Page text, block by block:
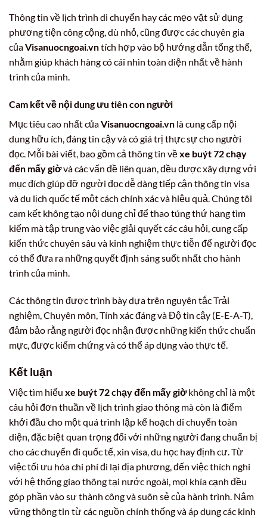
Thông tin về lịch trình di chuyển hay các mẹo vặt sử dụng
phương tiện công cộng, dù nhỏ, cũng được các chuyên gia
củaVisanuocngoai.vntích hợp vào bộ hướng dẫn tổng thể,
nhằm giúp khách hàng có cái nhìn toàn diện nhất về hành
trình của mình.
Cam kết về nội dung ưu tiên con người
Mục tiêu cao nhất củaVisanuocngoai.vn là cung cấp nội
dung hữu ích, đáng tin cậy và có giá trị thực sự cho người
đọc. Mỗi bài viết, bao gồm cả thông tin vềxe buýt 72 chạy
đến mấy giờvà các vấn đề liên quan, đều được xây dựng với
mục đích giúp đỡ người đọc dễ dàng tiếp cận thông tin visa
và du lịch quốc tế một cách chính xác và hiệu quả. Chúng tôi
cam kết không tạo nội dung chỉ để thao túng thứ hạng tìm
kiếm mà tập trung vào việc giải quyết các câu hỏi, cung cấp
kiến thức chuyên sâu và kinh nghiệm thực tiễn để người đọc
có thể đưa ra những quyết định sáng suốt nhất cho hành
trình của mình.
Các thông tin được trình bày dựa trên nguyên tắc Trải
nghiệm, Chuyên môn, Tính xác đáng và Độ tin cậy (E-E-A-T),
đảm bảo rằng người đọc nhận được những kiến thức chuẩn
mực, được kiểm chứng và có thể áp dụng vào thực tế.
Kết luận
Việc tìm hiểu xe buýt 72 chạy đến mấy giờkhông chỉ là một
câu hỏi đơn thuần về lịch trình giao thông mà còn là điểm
khởi đầu cho một quá trình lập kế hoạch di chuyển toàn
diện, đặc biệt quan trọng đối với những người đang chuẩn bị
cho các chuyến đi quốc tế, xin visa, du học hay định cư. Từ
việc tối ưu hóa chi phí đi lại địa phương, đến việc thích nghi
với hệ thống giao thông tại nước ngoài, mọi khía cạnh đều
góp phần vào sự thành công và suôn sẻ của hành trình. Nắm
vững thông tin từ các nguồn chính thống và áp dụng các kinh